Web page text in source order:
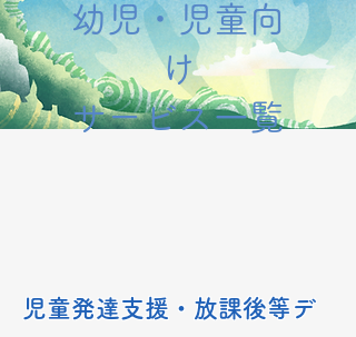
幼児・児童向
け
サービス一覧
児童発達支援・放課後等デ